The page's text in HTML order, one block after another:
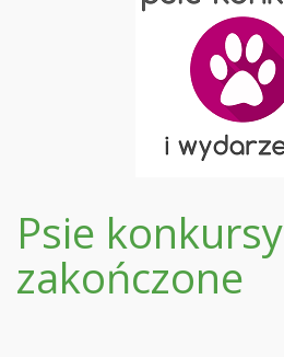
Psie konkursy
zakończone